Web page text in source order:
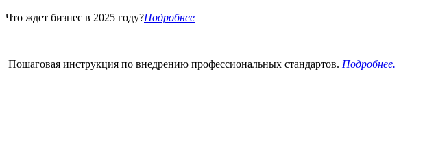
Что ждет бизнес в 2025 году?Подробнее
Пошаговая инструкция по внедрению профессиональных стандартов. Подробнее.